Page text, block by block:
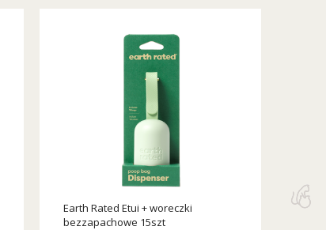
Earth Rated Etui + woreczki
bezzapachowe 15szt